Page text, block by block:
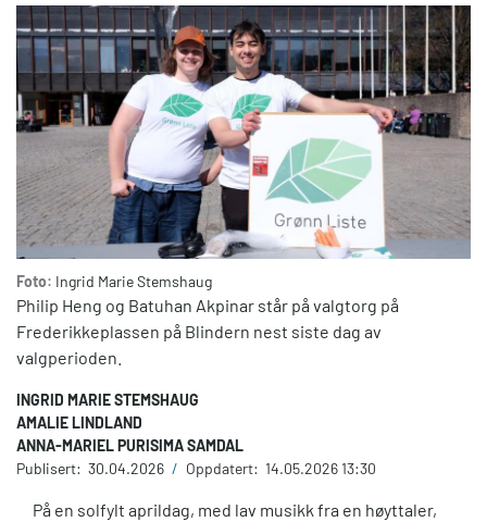
Foto: Ingrid Marie Stemshaug
Philip Heng og Batuhan Akpinar står på valgtorg på
Frederikkeplassen på Blindern nest siste dag av
valgperioden.
INGRID MARIE STEMSHAUG
AMALIE LINDLAND
ANNA-MARIEL PURISIMA SAMDAL
Publisert: 30.04.2026 / Oppdatert: 14.05.2026 13:30
På en solfylt aprildag, med lav musikk fra en høyttaler,